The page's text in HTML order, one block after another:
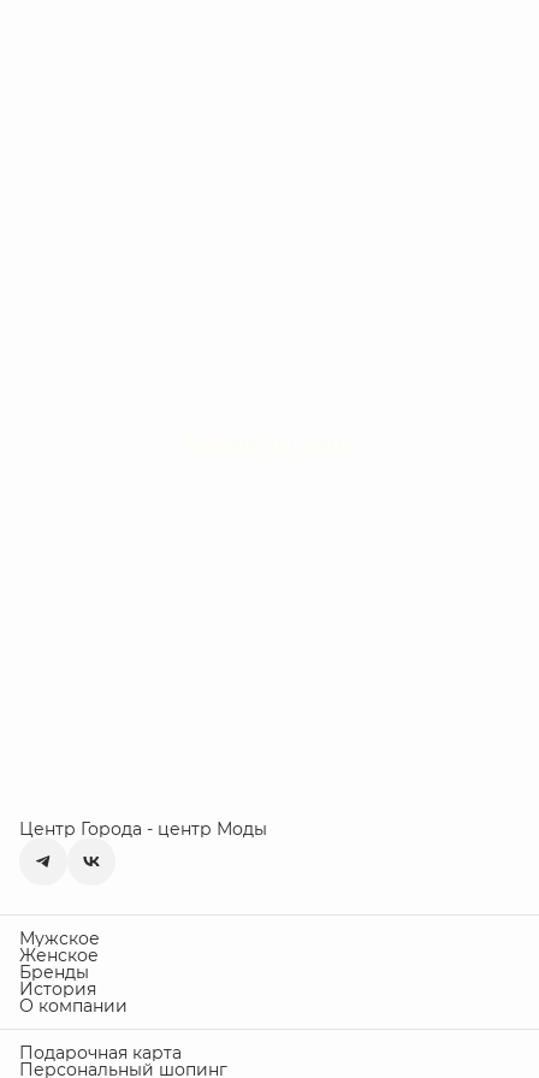
Центр Города - центр Моды
Мужское
Женское
Бренды
История
О компании
Подарочная карта
Персональный шопинг